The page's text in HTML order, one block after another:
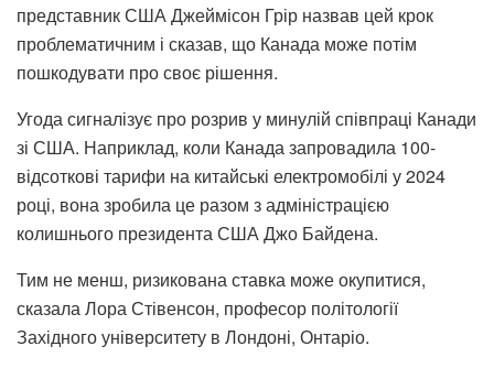
представник США Джеймісон Грір назвав цей крок
проблематичним і сказав, що Канада може потім
пошкодувати про своє рішення.
Угода сигналізує про розрив у минулій співпраці Канади
зі США. Наприклад, коли Канада запровадила 100-
відсоткові тарифи на китайські електромобілі у 2024
році, вона зробила це разом з адміністрацією
колишнього президента США Джо Байдена.
Тим не менш, ризикована ставка може окупитися,
сказала Лора Стівенсон, професор політології
Західного університету в Лондоні, Онтаріо.